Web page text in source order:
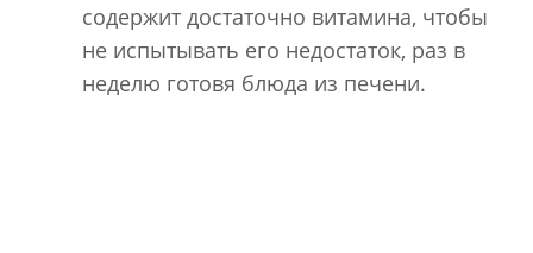
содержит достаточно витамина, чтобы
не испытывать его недостаток, раз в
неделю готовя блюда из печени.